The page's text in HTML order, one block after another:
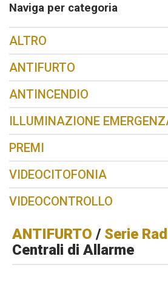
Naviga per categoria
ALTRO
ANTIFURTO
ANTINCENDIO
ILLUMINAZIONE
PREMI
VIDEOCITOFONIA
VIDEOCONTROLLO
ANTIFURTO / Serie
Centrali di Allarme